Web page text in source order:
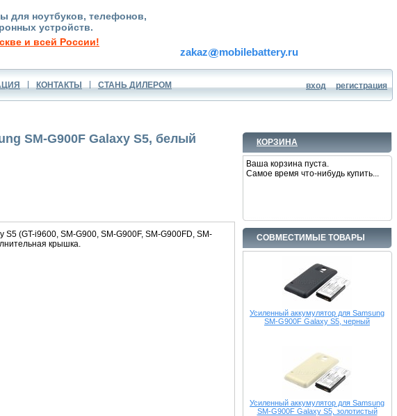
для ноутбуков, телефонов,
устройств.
и всей России!
zakaz mobilebattery.ru
КОНТАКТЫ СТАНЬ ДИЛЕРОМ вход регистрация
КОРЗИНА
Ваша корзина пуста.
Самое время что-нибудь купить...
СОВМЕСТИМЫЕ ТОВАРЫ
Усиленный аккумулятор для Samsung
SM-G900F Galaxy S5, черный
Усиленный аккумулятор для Samsung
SM-G900F Galaxy S5, золотистый
SM-G900F Galaxy S5, белый
(GT-i9600, SM-G900, SM-G900F, SM-G900FD, SM-
крышка.